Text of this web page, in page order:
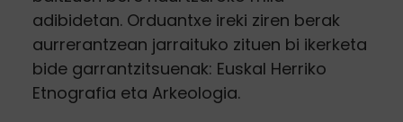
adibidetan. Orduantxe ireki ziren berak
aurrerantzean jarraituko zituen bi ikerketa
bide garrantzitsuenak: Euskal Herriko
Etnografia eta Arkeologia.